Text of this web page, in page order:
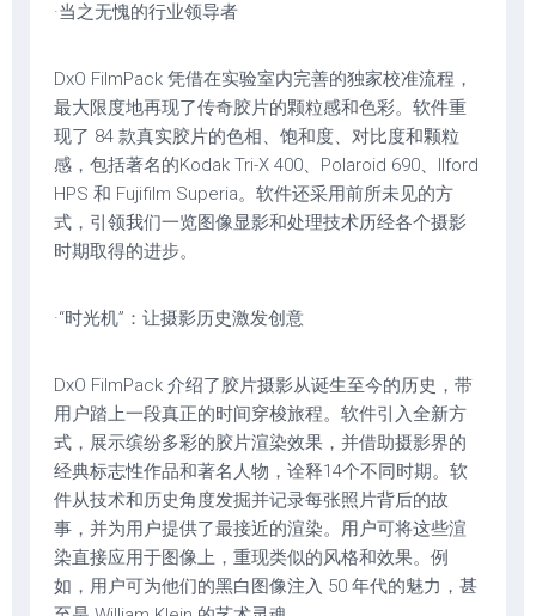
·当之无愧的行业领导者
DxO FilmPack 凭借在实验室内完善的独家校准流程，
最大限度地再现了传奇胶片的颗粒感和色彩。软件重
现了 84 款真实胶片的色相、饱和度、对比度和颗粒
感，包括著名的Kodak Tri-X 400、Polaroid 690、Ilford
HPS 和 Fujifilm Superia。软件还采用前所未见的方
式，引领我们一览图像显影和处理技术历经各个摄影
时期取得的进步。
·“时光机”：让摄影历史激发创意
DxO FilmPack 介绍了胶片摄影从诞生至今的历史，带
用户踏上一段真正的时间穿梭旅程。软件引入全新方
式，展示缤纷多彩的胶片渲染效果，并借助摄影界的
经典标志性作品和著名人物，诠释14个不同时期。软
件从技术和历史角度发掘并记录每张照片背后的故
事，并为用户提供了最接近的渲染。用户可将这些渲
染直接应用于图像上，重现类似的风格和效果。例
如，用户可为他们的黑白图像注入 50 年代的魅力，甚